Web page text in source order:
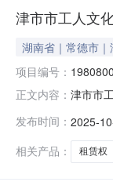
津市市工人文
湖南省｜常德市
项目编号：
正文内容： 津市市
发布时间： 2025-
相关产品：
租赁权